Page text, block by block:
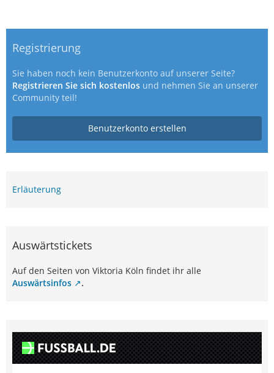
Registrierung
Sie haben noch kein Benutzerkonto auf unserer Seite?
Registrieren Sie sich kostenlos und nehmen Sie an unserer
Community teil!
Benutzerkonto erstellen
Erläuterung
Auswärtstickets
Auf den Seiten von Viktoria Köln findet ihr alle
Auswärtsinfos
.